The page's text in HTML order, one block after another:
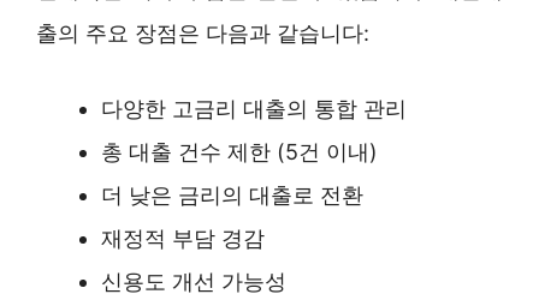
출의 주요 장점은 다음과 같습니다:
다양한 고금리 대출의 통합 관리
총 대출 건수 제한 (5건 이내)
더 낮은 금리의 대출로 전환
재정적 부담 경감
신용도 개선 가능성